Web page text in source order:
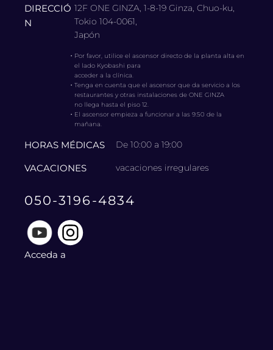
DIRECCIÓ
N
12F ONE GINZA, 1-8-19 Ginza, Chuo-ku,
Tokio 104-0061,
Japón
・ Por favor, utilice el ascensor directo de la planta alta en
el lado Kyobashi para
acceder a la clínica.
・Tenga en cuenta que el ascensor que da servicio a los
restaurantes y otras instalaciones de ONE GINZA
no llega hasta el piso 12.
・ El ascensor empieza a funcionar a las 9:50 de la
mañana.
HORAS MÉDICAS De 10:00 a 19:00
VACACIONES vacaciones irregulares
050-3196-4834
Acceda a